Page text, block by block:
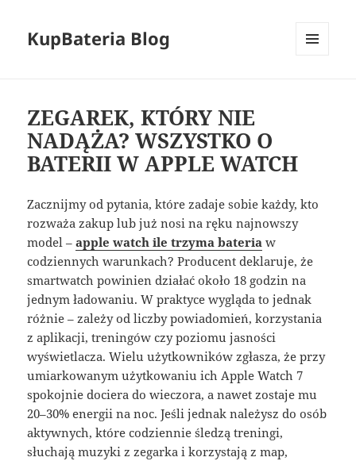
KupBateria Blog
ZEGAREK, KTÓRY NIE
NADĄŻA? WSZYSTKO O
BATERII W APPLE WATCH
Zacznijmy od pytania, które zadaje sobie każdy, kto
rozważa zakup lub już nosi na ręku najnowszy
model –apple watch ile trzyma bateria w
codziennych warunkach? Producent deklaruje, że
smartwatch powinien działać około 18 godzin na
jednym ładowaniu. W praktyce wygląda to jednak
różnie – zależy od liczby powiadomień, korzystania
z aplikacji, treningów czy poziomu jasności
wyświetlacza. Wielu użytkowników zgłasza, że przy
umiarkowanym użytkowaniu ich Apple Watch 7
spokojnie dociera do wieczora, a nawet zostaje mu
20–30% energii na noc. Jeśli jednak należysz do osób
aktywnych, które codziennie śledzą treningi,
słuchają muzyki z zegarka i korzystają z map,